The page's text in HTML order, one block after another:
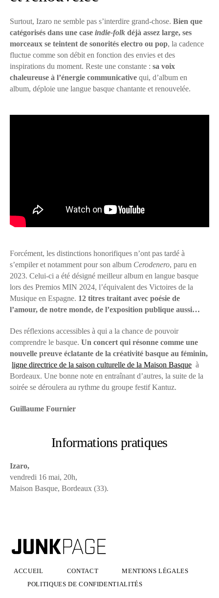
Surtout, Izaro ne semble pas s’interdire grand-chose. Bien que
catégorisés dans une case indie-folk déjà assez large, ses
morceaux se teintent de sonorités electro ou pop, la cadence
fluctue comme son débit en fonction des envies et des
inspirations du moment. Reste une constante : sa voix
chaleureuse à l’énergie communicative qui, d’album en
album, déploie une langue basque chantante et renouvelée.
Forcément, les distinctions honorifiques n’ont pas tardé à
s’empiler et notamment pour son album Cerodenero, paru en
2023. Celui-ci a été désigné meilleur album en langue basque
lors des Premios MIN 2024, l’équivalent des Victoires de la
Musique en Espagne. 12 titres traitant avec poésie de
l’amour, de notre monde, de l’exposition publique aussi…
Des réflexions accessibles à qui a la chance de pouvoir
comprendre le basque. Un concert qui résonne comme une
nouvelle preuve éclatante de la créativité basque au féminin,
ligne directrice de la saison culturelle de la Maison Basque à
Bordeaux. Une bonne note en entraînant d’autres, la suite de la
soirée se déroulera au rythme du groupe festif Kantuz.
Guillaume Fournier
Informations pratiques
Izaro,
vendredi 16 mai, 20h,
Maison Basque, Bordeaux (33).
ACCUEIL CONTACT
MENTIONS LÉGALES
POLITIQUES DE CONFIDENTIALITÉS